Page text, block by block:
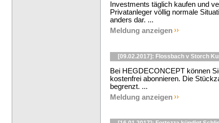
Investments täglich kaufen und
Privatanleger völlig normale
anders dar. ...
Meldung anzeigen
[09.02.2017]: Flossbach v Storch
Bei HEGDECONCEPT können
kostenfrei abonnieren. Die
begrenzt. ...
Meldung anzeigen